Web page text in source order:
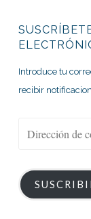
Introduce tu
recibir
electrónico